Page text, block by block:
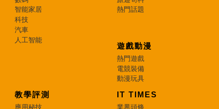
智能家居
科技
汽車
人工智能
熱門話題
遊戲動漫
熱門遊戲
電競裝備
動漫玩具
教學評測
應用秘技
IT TIMES
業界頭條